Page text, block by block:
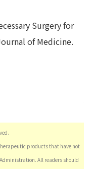
Surgery for
of Medicine.
products that have not
All readers should